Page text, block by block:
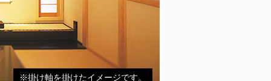
※掛け軸を掛けたイメージです。